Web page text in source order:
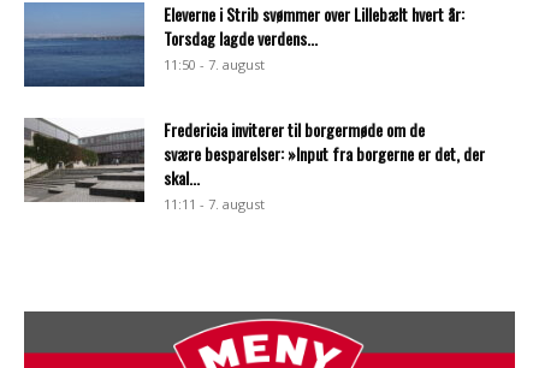
Eleverne i Strib svømmer over Lillebælt hvert år:
Torsdag lagde verdens...
11:50 - 7. august
Fredericia inviterer til borgermøde om de
svære besparelser: »Input fra borgerne er det, der
skal...
11:11 - 7. august